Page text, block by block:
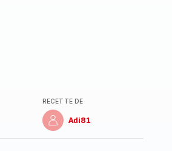
RECETTE DE
Adi81